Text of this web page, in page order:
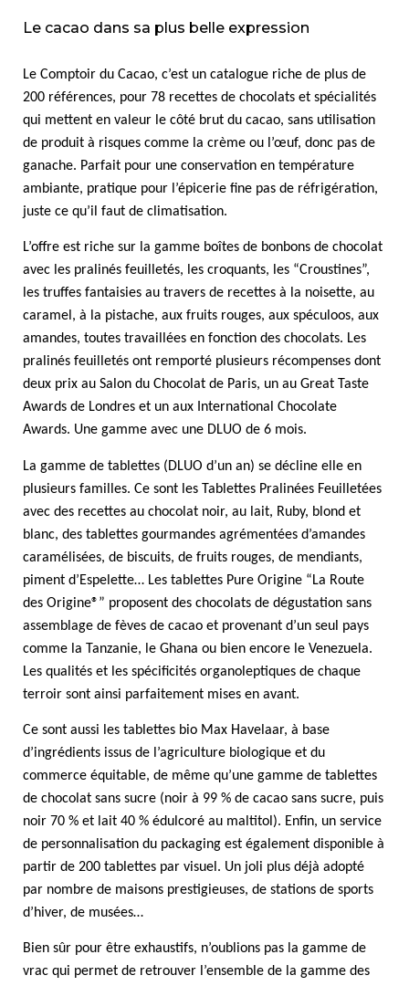
Le cacao dans sa plus belle expression
Le Comptoir du Cacao, c’est un catalogue riche de plus de
200 références, pour 78 recettes de chocolats et spécialités
qui mettent en valeur le côté brut du cacao, sans utilisation
de produit à risques comme la crème ou l’œuf, donc pas de
ganache. Parfait pour une conservation en température
ambiante, pratique pour l’épicerie fine pas de réfrigération,
juste ce qu’il faut de climatisation.
L’offre est riche sur la gamme boîtes de bonbons de chocolat
avec les pralinés feuilletés, les croquants, les “Croustines”,
les truffes fantaisies au travers de recettes à la noisette, au
caramel, à la pistache, aux fruits rouges, aux spéculoos, aux
amandes, toutes travaillées en fonction des chocolats. Les
pralinés feuilletés ont remporté plusieurs récompenses dont
deux prix au Salon du Chocolat de Paris, un au Great Taste
Awards de Londres et un aux International Chocolate
Awards. Une gamme avec une DLUO de 6 mois.
La gamme de tablettes (DLUO d’un an) se décline elle en
plusieurs familles. Ce sont les Tablettes Pralinées Feuilletées
avec des recettes au chocolat noir, au lait, Ruby, blond et
blanc, des tablettes gourmandes agrémentées d’amandes
caramélisées, de biscuits, de fruits rouges, de mendiants,
piment d’Espelette… Les tablettes Pure Origine “La Route
des Origine®” proposent des chocolats de dégustation sans
assemblage de fèves de cacao et provenant d’un seul pays
comme la Tanzanie, le Ghana ou bien encore le Venezuela.
Les qualités et les spécificités organoleptiques de chaque
terroir sont ainsi parfaitement mises en avant.
Ce sont aussi les tablettes bio Max Havelaar, à base
d’ingrédients issus de l’agriculture biologique et du
commerce équitable, de même qu’une gamme de tablettes
de chocolat sans sucre (noir à 99 % de cacao sans sucre, puis
noir 70 % et lait 40 % édulcoré au maltitol). Enfin, un service
de personnalisation du packaging est également disponible à
partir de 200 tablettes par visuel. Un joli plus déjà adopté
par nombre de maisons prestigieuses, de stations de sports
d’hiver, de musées…
Bien sûr pour être exhaustifs, n’oublions pas la gamme de
vrac qui permet de retrouver l’ensemble de la gamme des